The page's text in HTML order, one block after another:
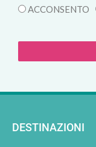
ACCONSENTO
DESTINAZIONI